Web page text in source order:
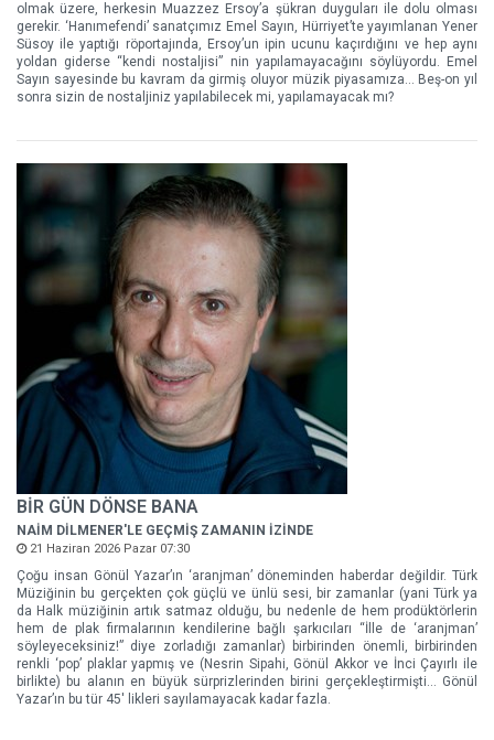
olmak üzere, herkesin Muazzez Ersoy’a şükran duyguları ile dolu olması
gerekir. ‘Hanımefendi’ sanatçımız Emel Sayın, Hürriyet’te yayımlanan Yener
Süsoy ile yaptığı röportajında, Ersoy’un ipin ucunu kaçırdığını ve hep aynı
yoldan giderse “kendi nostaljisi” nin yapılamayacağını söylüyordu. Emel
Sayın sayesinde bu kavram da girmiş oluyor müzik piyasamıza... Beş-on yıl
sonra sizin de nostaljiniz yapılabilecek mi, yapılamayacak mı?
BİR GÜN DÖNSE BANA
NAİM DİLMENER'LE GEÇMİŞ ZAMANIN İZİNDE
21 Haziran 2026 Pazar 07:30
Çoğu insan Gönül Yazar’ın ‘aranjman’ döneminden haberdar değildir. Türk
Müziğinin bu gerçekten çok güçlü ve ünlü sesi, bir zamanlar (yani Türk ya
da Halk müziğinin artık satmaz olduğu, bu nedenle de hem prodüktörlerin
hem de plak firmalarının kendilerine bağlı şarkıcıları “İlle de ‘aranjman’
söyleyeceksiniz!” diye zorladığı zamanlar) birbirinden önemli, birbirinden
renkli ‘pop’ plaklar yapmış ve (Nesrin Sipahi, Gönül Akkor ve İnci Çayırlı ile
birlikte) bu alanın en büyük sürprizlerinden birini gerçekleştirmişti… Gönül
Yazar’ın bu tür 45' likleri sayılamayacak kadar fazla.